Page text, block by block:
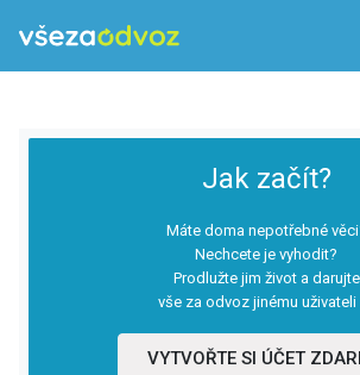
Jak začít?
Máte doma nepotřebné
Nechcete je vyhodit?
Prodlužte jim život a darujte
vše za odvoz jinému uživateli
VYTVOŘTE SI ÚČET